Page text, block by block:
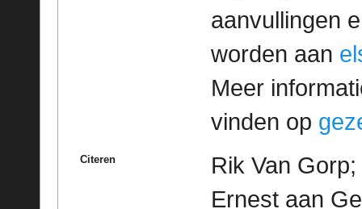
aanvullingen
worden aan
Meer
vinden op
Citeren
Rik Van
Ernest aan